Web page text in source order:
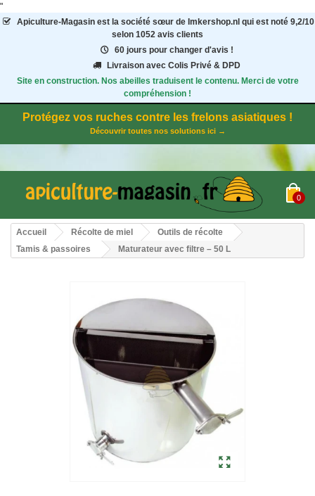
"
Apiculture-Magasinest la société sœur de Imkershop.nl qui est noté 9,2/10
selon 1052 avis clients
60 jours pour changer d'avis !
Livraison avec Colis Privé & DPD
Site en construction. Nos abeilles traduisent le contenu. Merci de votre
compréhension !
Protégez vos ruches contre les frelons asiatiques !
Découvrir toutes nos solutions ici →
0
Accueil Récolte de miel
Outils de récolte
Tamis & passoires
Maturateur avec filtre – 50 L